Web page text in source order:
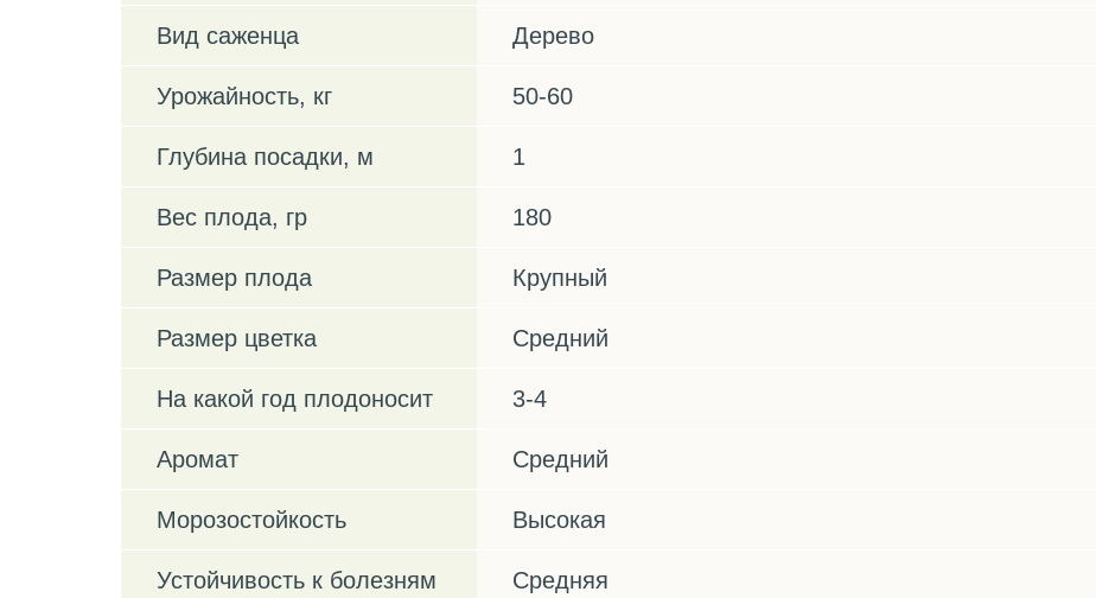
Вид саженца Дерево
Урожайность, кг 50-60
Глубина посадки, м 1
Вес плода, гр 180
Размер плода Крупный
Размер цветка Средний
На какой год плодоносит 3-4
Аромат Средний
Морозостойкость Высокая
Устойчивость к болезням Средняя